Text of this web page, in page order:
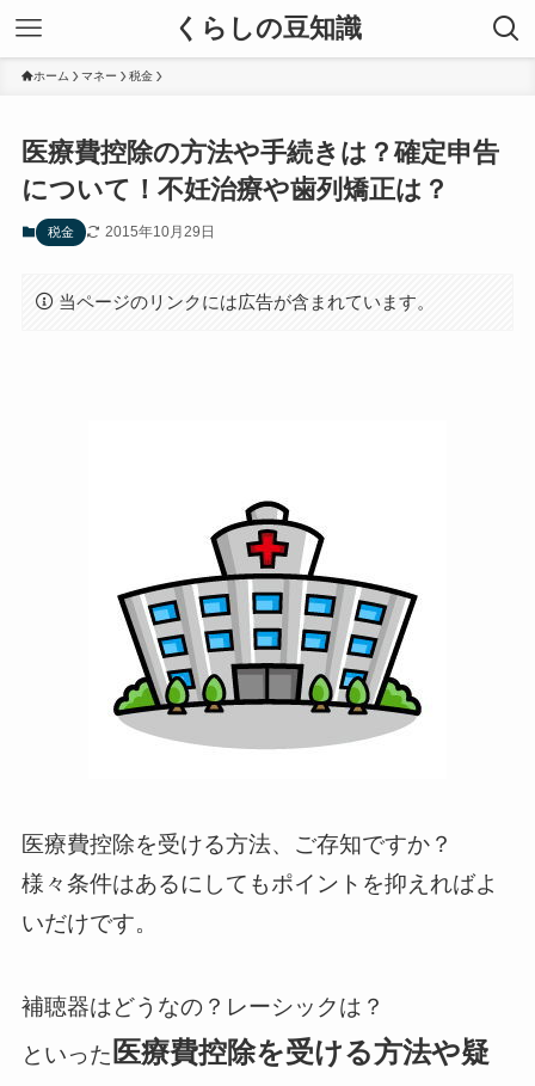
くらしの豆知識
ホーム マネー 税金
医療費控除の方法や手続きは？確定申告
について！不妊治療や歯列矯正は？
税金 2015年10月29日
当ページのリンクには広告が含まれています。
医療費控除を受ける方法、ご存知ですか？
様々条件はあるにしてもポイントを抑えればよ
いだけです。
補聴器はどうなの？レーシックは？
といった 医療費控除を受ける方法や疑